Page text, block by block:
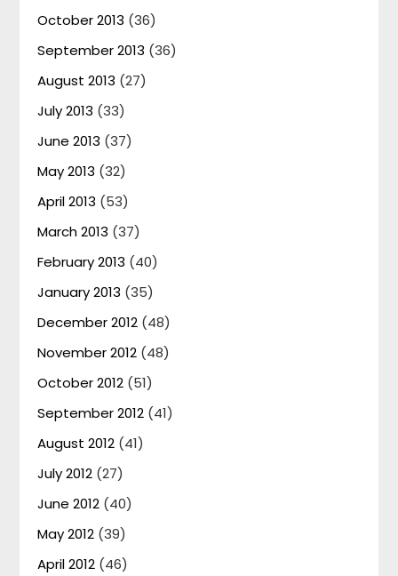
October 2013 (36)
September 2013 (36)
August 2013 (27)
July 2013 (33)
June 2013 (37)
May 2013 (32)
April 2013 (53)
March 2013 (37)
February 2013 (40)
January 2013 (35)
December 2012 (48)
November 2012 (48)
October 2012 (51)
September 2012 (41)
August 2012 (41)
July 2012 (27)
June 2012 (40)
May 2012 (39)
April 2012 (46)